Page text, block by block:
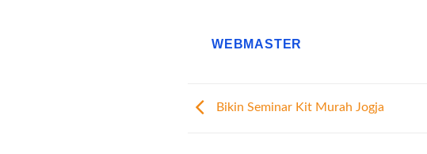
WEBMASTER
Bikin Seminar Kit Murah Jogja